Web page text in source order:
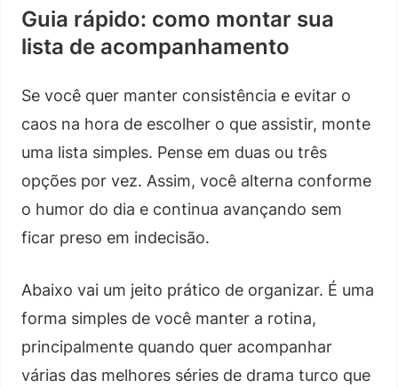
Guia rápido: como montar sua
lista de acompanhamento
Se você quer manter consistência e evitar o
caos na hora de escolher o que assistir, monte
uma lista simples. Pense em duas ou três
opções por vez. Assim, você alterna conforme
o humor do dia e continua avançando sem
ficar preso em indecisão.
Abaixo vai um jeito prático de organizar. É uma
forma simples de você manter a rotina,
principalmente quando quer acompanhar
várias das melhores séries de drama turco que